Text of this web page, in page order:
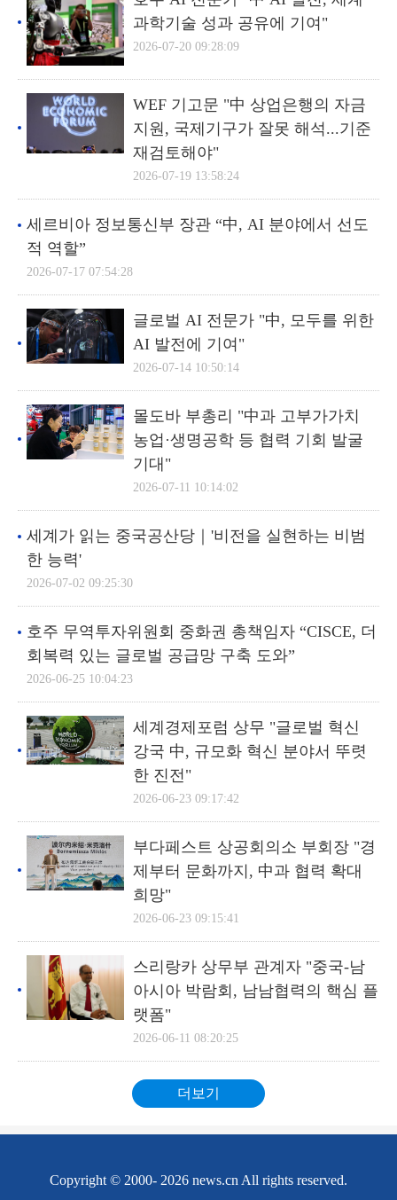
과학기술 성과 공유에 기여"
2026-07-20 09:28:09
WEF 기고문 "中 상업은행의 자금
지원, 국제기구가 잘못 해석...기준
재검토해야"
2026-07-19 13:58:24
세르비아 정보통신부 장관 “中, AI 분야에서 선도
적 역할”
2026-07-17 07:54:28
글로벌 AI 전문가 "中, 모두를 위한
AI 발전에 기여"
2026-07-14 10:50:14
몰도바 부총리 "中과 고부가가치
농업·생명공학 등 협력 기회 발굴
기대"
2026-07-11 10:14:02
세계가 읽는 중국공산당｜'비전을 실현하는 비범
한 능력'
2026-07-02 09:25:30
호주 무역투자위원회 중화권 총책임자 “CISCE, 더
회복력 있는 글로벌 공급망 구축 도와”
2026-06-25 10:04:23
세계경제포럼 상무 "글로벌 혁신
강국 中, 규모화 혁신 분야서 뚜렷
한 진전"
2026-06-23 09:17:42
부다페스트 상공회의소 부회장 "경
제부터 문화까지, 中과 협력 확대
희망"
2026-06-23 09:15:41
스리랑카 상무부 관계자 "중국-남
아시아 박람회, 남남협력의 핵심 플
랫폼"
2026-06-11 08:20:25
더보기
Copyright © 2000- 2026 news.cn All rights reserved.